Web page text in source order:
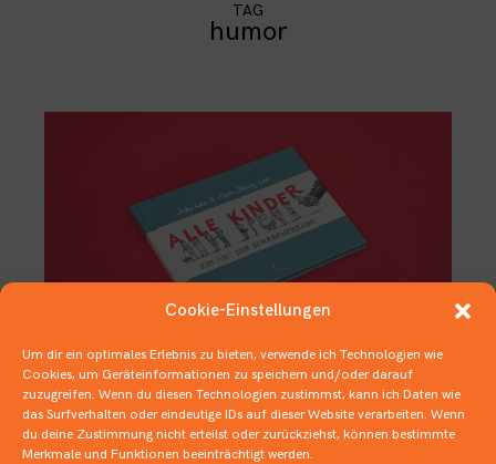
Cookie-Einstellungen
Um dir ein optimales Erlebnis zu bieten, verwende ich Technologien wie
Cookies, um Geräteinformationen zu speichern und/oder darauf
zuzugreifen. Wenn du diesen Technologien zustimmst, kann ich Daten wie
das Surfverhalten oder eindeutige IDs auf dieser Website verarbeiten. Wenn
du deine Zustimmung nicht erteilst oder zurückziehst, können bestimmte
Merkmale und Funktionen beeinträchtigt werden.
TAG
humor
Die neue Leichtigkeit der
Schadenfreude